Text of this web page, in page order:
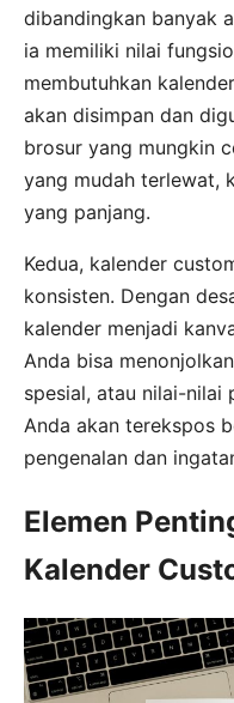
dibandingkan banyak
ia memiliki nilai
membutuhkan
akan disimpan dan
brosur yang mungkin
yang mudah terlewat,
yang panjang.
Kedua, kalender
konsisten. Dengan
kalender menjadi
Anda bisa
spesial, atau nilai-nilai
Anda akan terekspos
pengenalan dan
Elemen
Kalender